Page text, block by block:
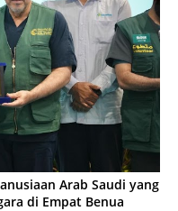
Arab Saudi yang
di Empat Benua